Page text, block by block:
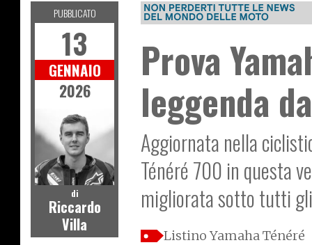
Prova
leggenda
Aggiornata nella
Ténéré 700 in questa
migliorata sotto tutti
Listino Yamaha Ténéré
PUBBLICATO
13
GENNAIO
2026
di
Riccardo
Villa